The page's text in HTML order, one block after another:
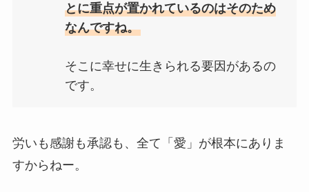
とに重点が置かれているのはそのため
なんですね。
そこに幸せに生きられる要因があるの
です。
労いも感謝も承認も、全て「愛」が根本にありま
すからねー。